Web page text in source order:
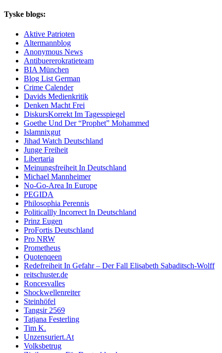
Tyske blogs:
Aktive Patrioten
Altermannblog
Anonymous News
Antibuererokratieteam
BIA München
Blog List German
Crime Calender
Davids Medienkritik
Denken Macht Frei
DiskursKorrekt Im Tagesspiegel
Goethe Und Der “Prophet” Mohammed
Islamnixgut
Jihad Watch Deutschland
Junge Freiheit
Libertaria
Meinungsfreiheit In Deutschland
Michael Mannheimer
No-Go-Area In Europe
PEGIDA
Philosophia Perennis
Politicallly Incorrect In Deutschland
Prinz Eugen
ProFortis Deutschland
Pro NRW
Prometheus
Quotenqeen
Redefreiheit In Gefahr – Der Fall Elisabeth Sabaditsch-Wolff
reitschuster.de
Roncesvalles
Shockwellenreiter
Steinhöfel
Tangsir 2569
Tatjana Festerling
Tim K.
Unzensuriert.At
Volksbetrug